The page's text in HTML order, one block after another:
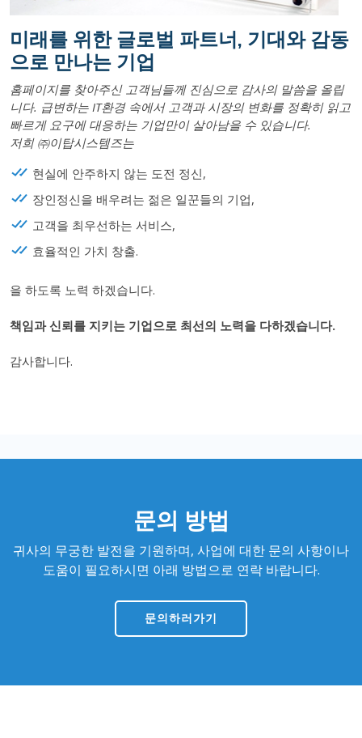
미래를 위한 글로벌 파트너, 기대와 감동
으로 만나는 기업
홈페이지를 찾아주신 고객님들께 진심으로 감사의 말씀을 올립
니다. 급변하는 IT환경 속에서 고객과 시장의 변화를 정확히 읽고
빠르게 요구에 대응하는 기업만이 살아남을 수 있습니다.
저희 ㈜이탑시스템즈는
현실에 안주하지 않는 도전 정신,
장인정신을 배우려는 젊은 일꾼들의 기업,
고객을 최우선하는 서비스,
효율적인 가치 창출.
을 하도록 노력 하겠습니다.
책임과 신뢰를 지키는 기업으로 최선의 노력을 다하겠습니다.
감사합니다.
문의 방법
귀사의 무궁한 발전을 기원하며, 사업에 대한 문의 사항이나
도움이 필요하시면 아래 방법으로 연락 바랍니다.
문의하러가기